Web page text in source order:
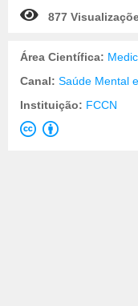
877
Área Científica:
Canal: Saúde Mental
Instituição: FCCN